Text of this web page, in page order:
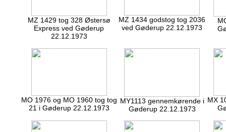
MZ 1429 tog 328 Østersø
Express ved Gøderup
22.12.1973
MZ 1434 godstog tog 2036
ved Gøderup 22.12.1973
MO 1976 og MO 1960 tog tog
21 i Gøderup 22.12.1973
MY1113 gennemkørende i
Gøderup 22.12.1973
MX